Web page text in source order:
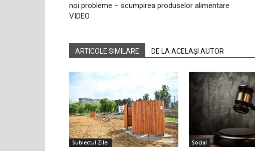
noi probleme – scumpirea produselor alimentare
VIDEO
ARTICOLE SIMILARE DE LA ACELAȘI AUTOR
Subiectul Zilei Social